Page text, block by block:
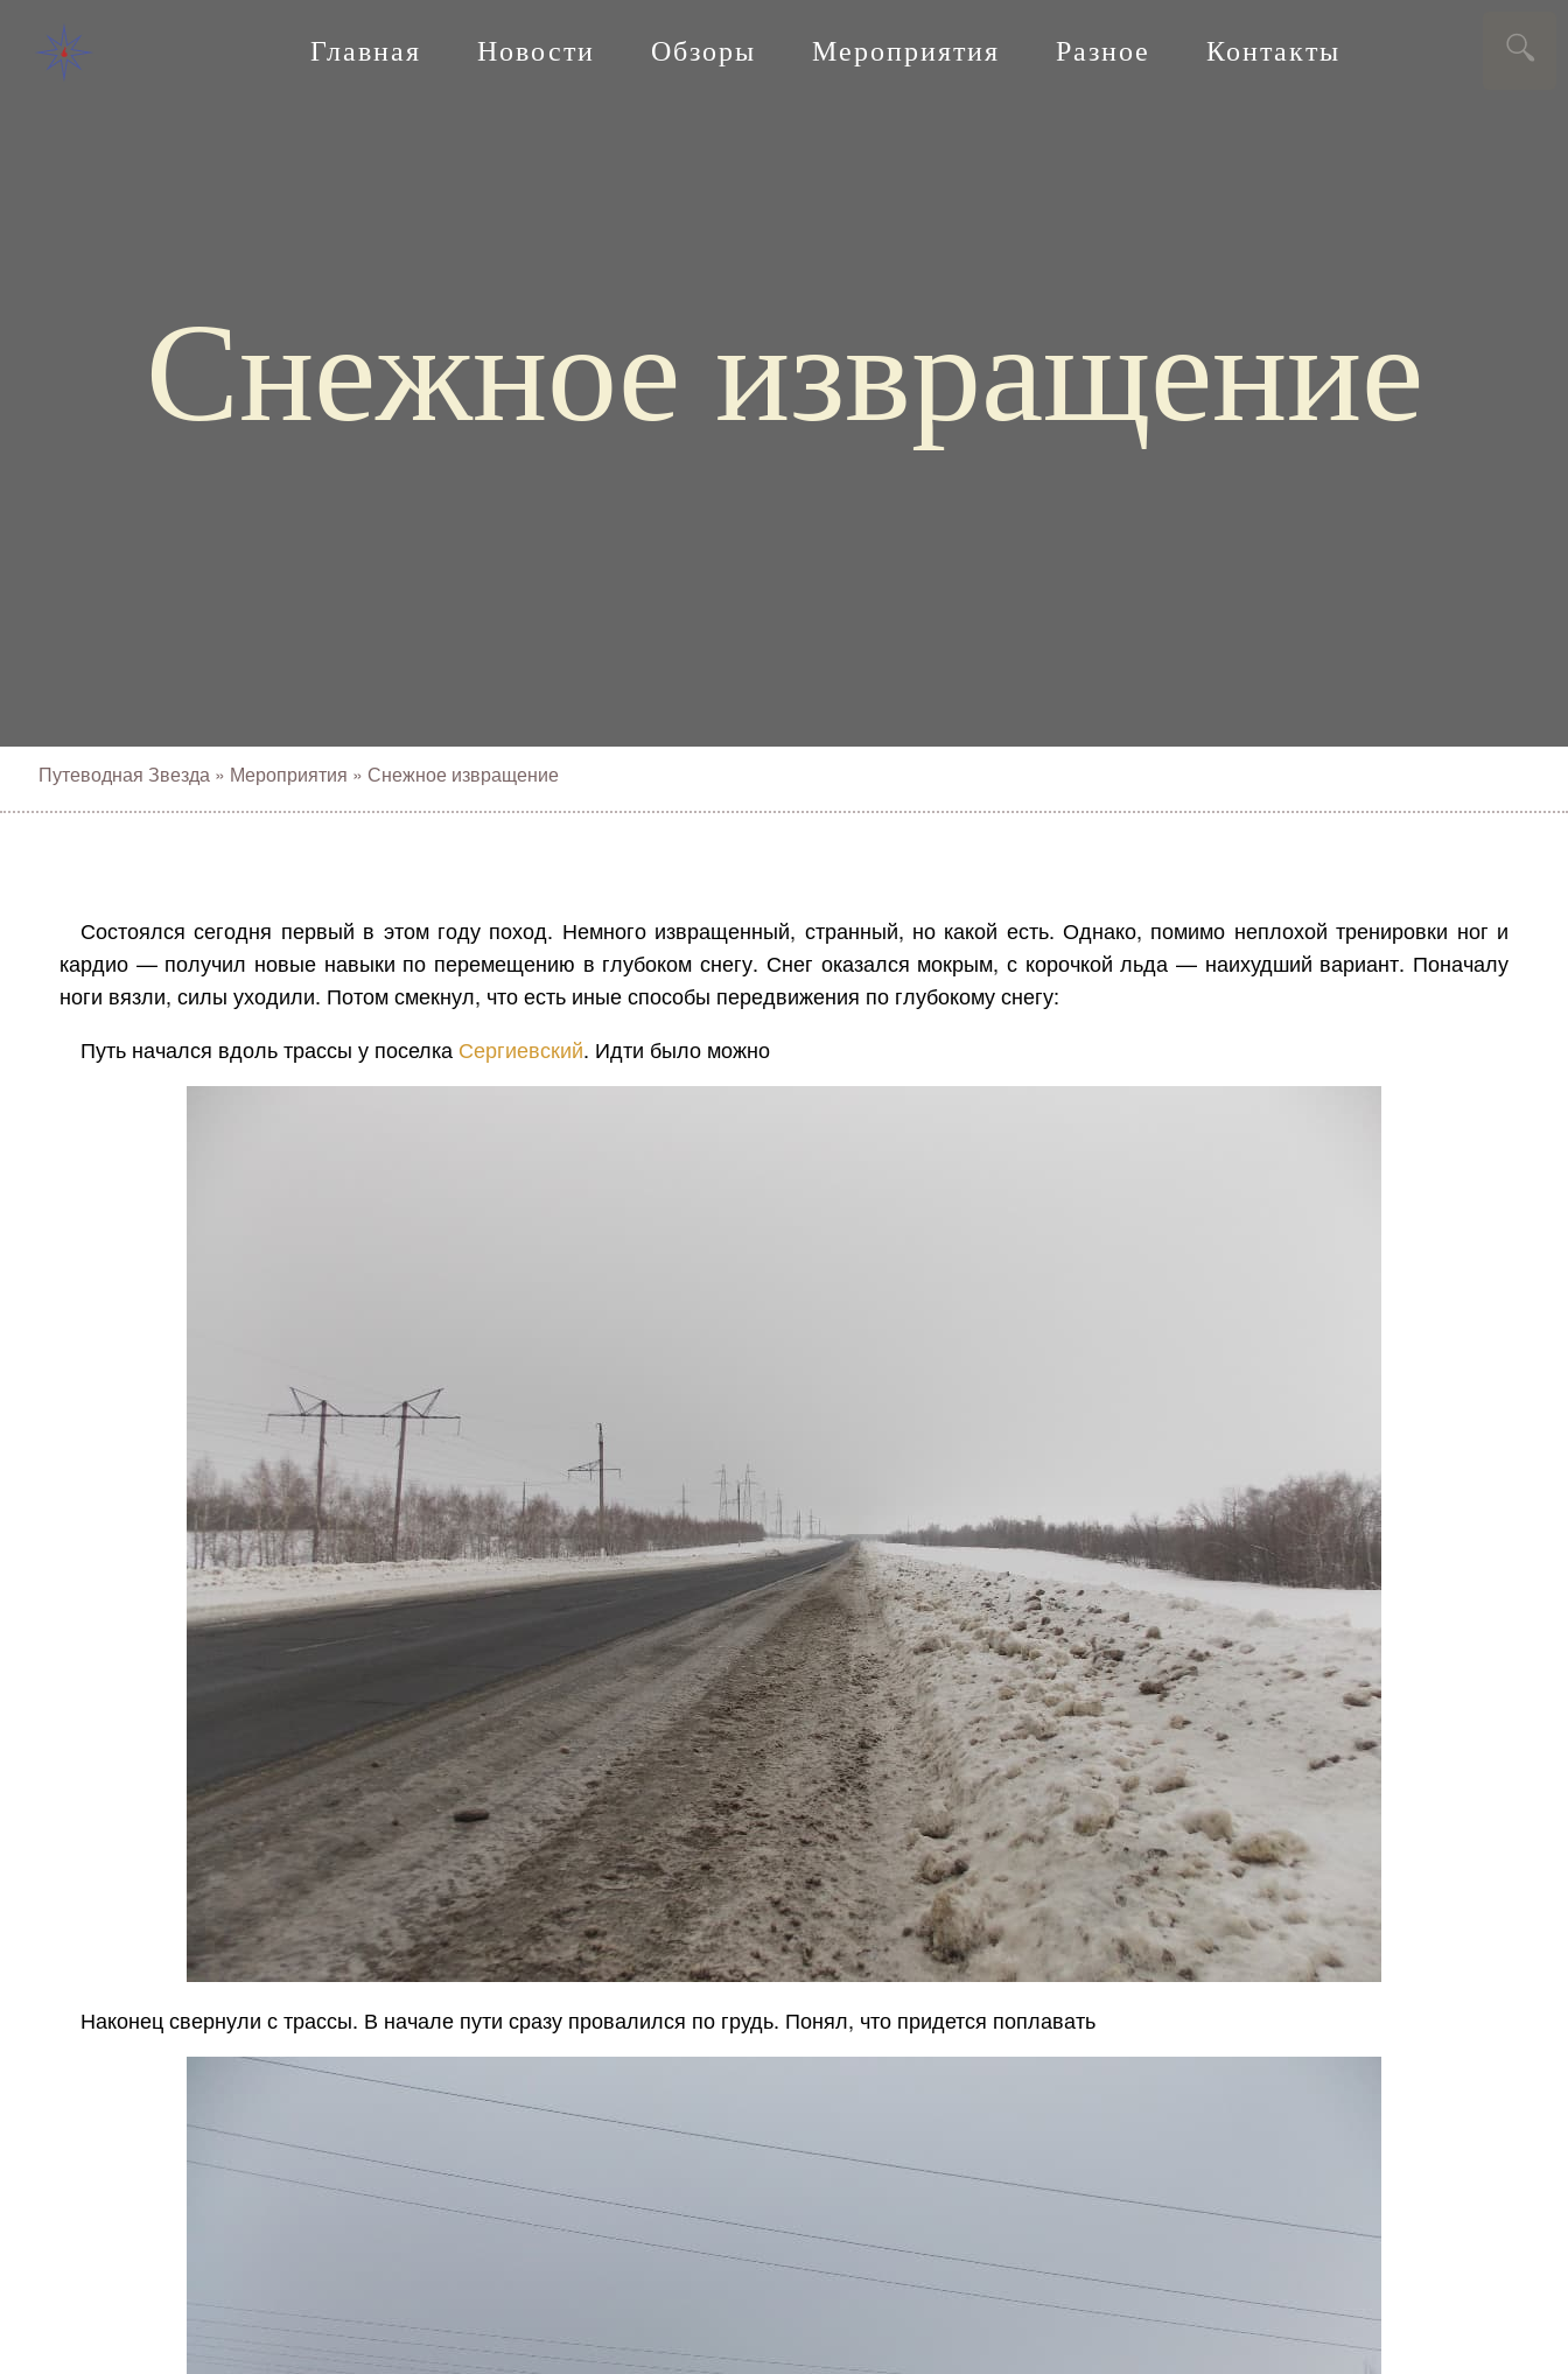
Главная Новости Обзоры Мероприятия Разное Контакты
Снежное извращение
Путеводная Звезда » Мероприятия » Снежное извращение
Состоялся сегодня первый в этом году поход. Немного извращенный, странный, но какой есть. Однако, помимо неплохой тренировки ног и
кардио — получил новые навыки по перемещению в глубоком снегу. Снег оказался мокрым, с корочкой льда — наихудший вариант. Поначалу
ноги вязли, силы уходили. Потом смекнул, что есть иные способы передвижения по глубокому снегу:
Путь начался вдоль трассы у поселка Сергиевский. Идти было можно
Наконец свернули с трассы. В начале пути сразу провалился по грудь. Понял, что придется поплавать